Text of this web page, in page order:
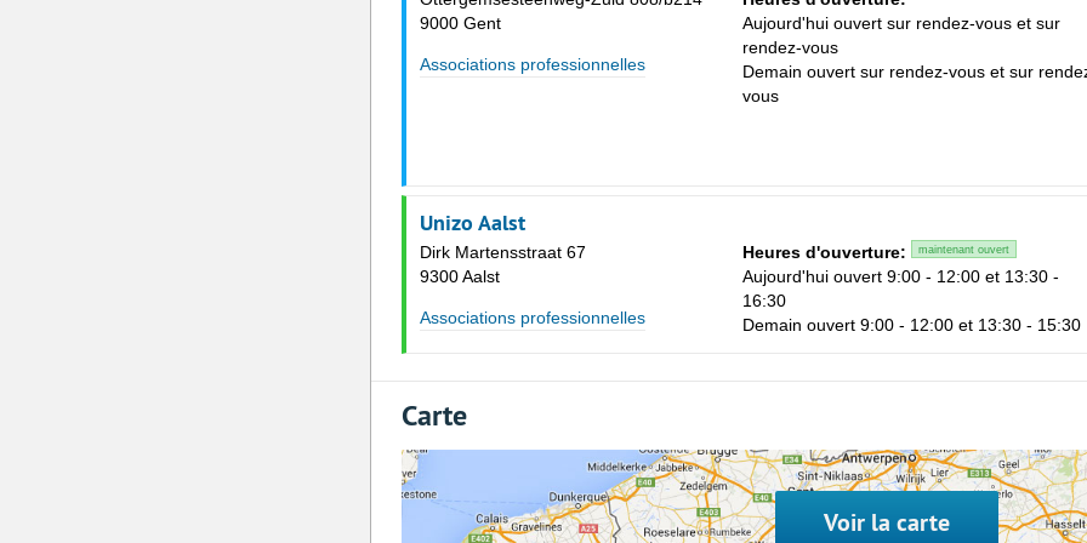
9000 Gent
Associations professionnelles
Aujourd'hui ouvert sur rendez-vous et sur
rendez-vous
Demain ouvert sur rendez-vous et sur
vous
Unizo Aalst
Dirk Martensstraat 67
9300 Aalst
Associations professionnelles
Heures d'ouverture: maintenant ouvert
Aujourd'hui ouvert 9:00 - 12:00 et 13:30 -
16:30
Demain ouvert 9:00 - 12:00 et 13:30 - 15:30
Carte
Voir la carte